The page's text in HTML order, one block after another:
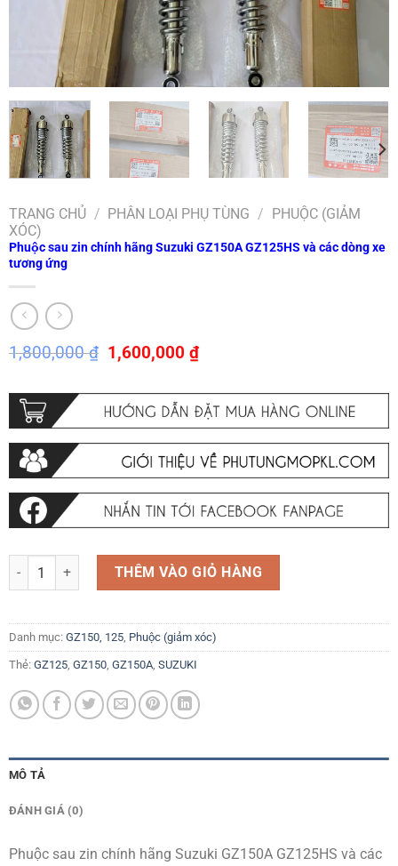
TRANG CHỦ / PHÂN LOẠI PHỤ TÙNG / PHUỘC (GIẢM
XÓC)
Phuộc sau zin chính hãng Suzuki GZ150A GZ125HS và các dòng xe
tương ứng
1,800,000₫ Giá
gốc
1,800,000 ₫.
1,600,000 ₫Giá
hiện
là:
1,600,000 ₫.
Phuộc sau zin chính hãng Suzuki GZ150A GZ125HS và các dòng xe
THÊM VÀO GIỎ HÀNG
Danh mục: GZ150, 125, Phuộc (giảm xóc)
Thẻ: GZ125, GZ150, GZ150A, SUZUKI
MÔ TẢ
ĐÁNH GIÁ (0)
Phuộc sau zin chính hãng Suzuki GZ150A GZ125HS và các